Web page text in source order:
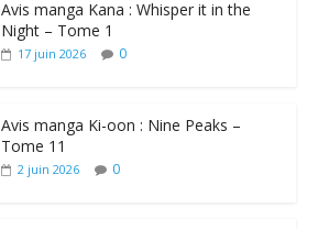
Avis manga Kana : Whisper it in the
Night – Tome 1
17 juin 2026 0
Avis manga Ki-oon : Nine Peaks –
Tome 11
2 juin 2026 0